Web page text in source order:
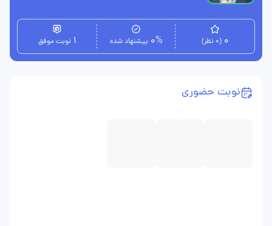
0 (0 نظر) 0% پیشنهاد شده 1 نوبت موفق
نوبت حضوری